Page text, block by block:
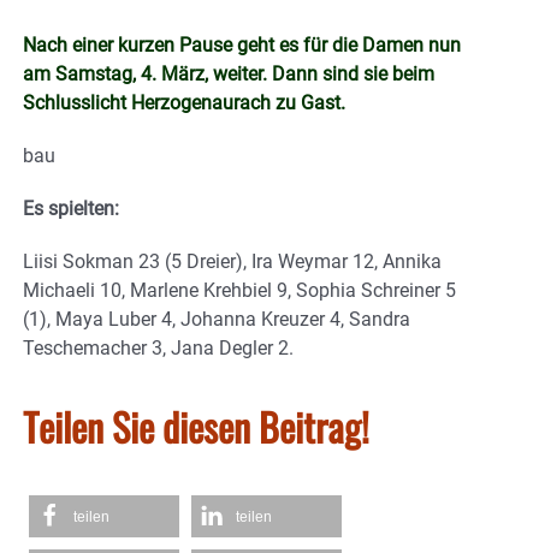
Nach einer kurzen Pause geht es für die Damen nun
am Samstag, 4. März, weiter. Dann sind sie beim
Schlusslicht Herzogenaurach zu Gast.
bau
Es spielten:
Liisi Sokman 23 (5 Dreier), Ira Weymar 12, Annika
Michaeli 10, Marlene Krehbiel 9, Sophia Schreiner 5
(1), Maya Luber 4, Johanna Kreuzer 4, Sandra
Teschemacher 3, Jana Degler 2.
Teilen Sie diesen Beitrag!
teilen teilen